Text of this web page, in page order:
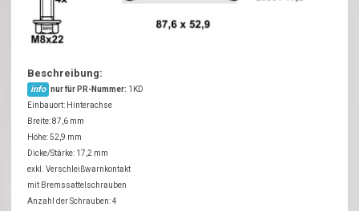
Beschreibung:
info nur für PR-Nummer: 1KD
Einbauort: Hinterachse
Breite: 87,6 mm
Höhe: 52,9 mm
Dicke/Stärke: 17,2 mm
exkl. Verschleißwarnkontakt
mit Bremssattelschrauben
Anzahl der Schrauben: 4